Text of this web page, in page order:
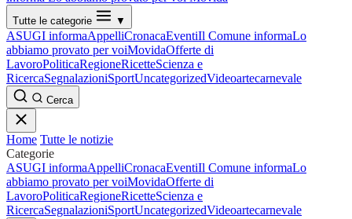
Tutte le categorie ▼
ASUGI informaAppelliCronacaEventiIl Comune informaLo
abbiamo provato per voiMovidaOfferte di
LavoroPoliticaRegioneRicetteScienza e
RicercaSegnalazioniSportUncategorizedVideoartecarnevale
Cerca
Home Tutte le notizie
Categorie
ASUGI informaAppelliCronacaEventiIl Comune informaLo
abbiamo provato per voiMovidaOfferte di
LavoroPoliticaRegioneRicetteScienza e
RicercaSegnalazioniSportUncategorizedVideoartecarnevale